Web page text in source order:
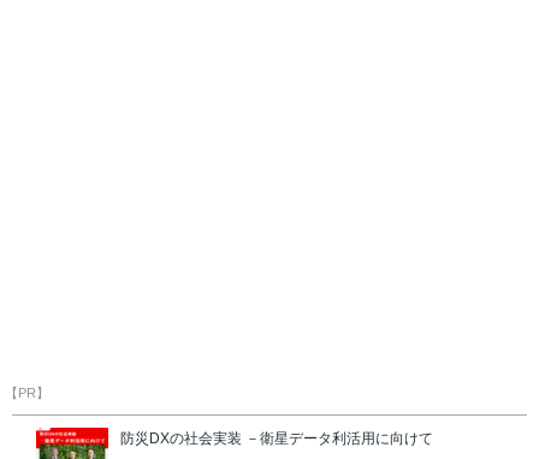
【PR】
防災DXの社会実装 －衛星データ利活用に向けて